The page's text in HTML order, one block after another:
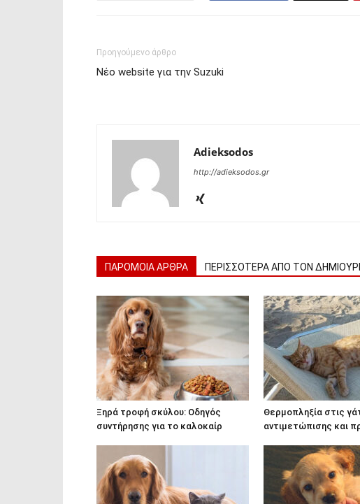
Προηγούμενο άρθρο
Νέο website για την Suzuki
Adieksodos
http://adieksodos.gr
ΠΑΡΟΜΟΙΑ ΑΡΘΡΑ ΠΕΡΙΣΣΟΤΕΡΑ ΑΠΟ ΤΟΝ
Ξηρά τροφή σκύλου: Οδηγός
συντήρησης για το καλοκαίρ
Θερμοπληξία στις
αντιμετώπισης και